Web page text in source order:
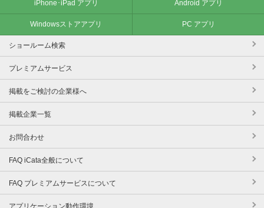
iPhone･iPad アプリ Android アプリ
Windowsストアアプリ PC アプリ
ショールーム検索
プレミアムサービス
掲載をご検討の企業様へ
掲載企業一覧
お問合わせ
FAQ iCata全般について
FAQ プレミアムサービスについて
アプリケーション動作環境